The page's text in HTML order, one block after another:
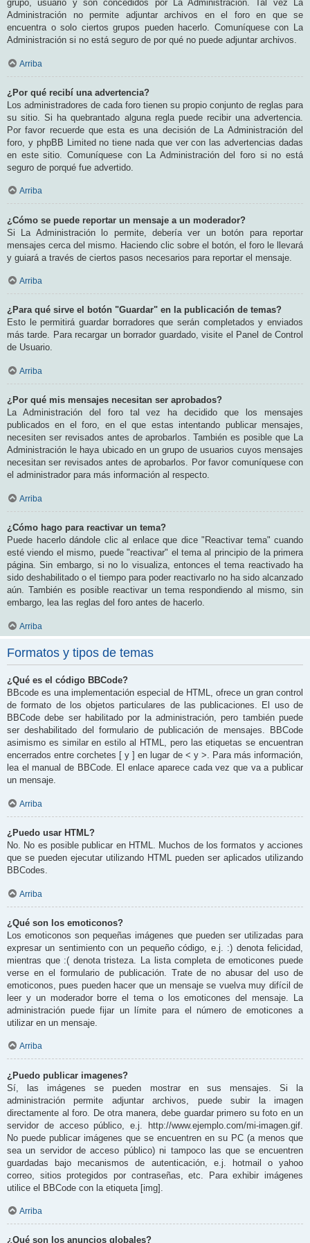
grupo, usuario y son concedidos por La Administración. Tal vez La
Administración no permite adjuntar archivos en el foro en que se
encuentra o solo ciertos grupos pueden hacerlo. Comuníquese con La
Administración si no está seguro de por qué no puede adjuntar archivos.
Arriba
¿Por qué recibí una advertencia?
Los administradores de cada foro tienen su propio conjunto de reglas para
su sitio. Si ha quebrantado alguna regla puede recibir una advertencia.
Por favor recuerde que esta es una decisión de La Administración del
foro, y phpBB Limited no tiene nada que ver con las advertencias dadas
en este sitio. Comuníquese con La Administración del foro si no está
seguro de porqué fue advertido.
Arriba
¿Cómo se puede reportar un mensaje a un moderador?
Si La Administración lo permite, debería ver un botón para reportar
mensajes cerca del mismo. Haciendo clic sobre el botón, el foro le llevará
y guiará a través de ciertos pasos necesarios para reportar el mensaje.
Arriba
¿Para qué sirve el botón "Guardar" en la publicación de temas?
Esto le permitirá guardar borradores que serán completados y enviados
más tarde. Para recargar un borrador guardado, visite el Panel de Control
de Usuario.
Arriba
¿Por qué mis mensajes necesitan ser aprobados?
La Administración del foro tal vez ha decidido que los mensajes
publicados en el foro, en el que estas intentando publicar mensajes,
necesiten ser revisados antes de aprobarlos. También es posible que La
Administración le haya ubicado en un grupo de usuarios cuyos mensajes
necesitan ser revisados antes de aprobarlos. Por favor comuníquese con
el administrador para más información al respecto.
Arriba
¿Cómo hago para reactivar un tema?
Puede hacerlo dándole clic al enlace que dice "Reactivar tema" cuando
esté viendo el mismo, puede "reactivar" el tema al principio de la primera
página. Sin embargo, si no lo visualiza, entonces el tema reactivado ha
sido deshabilitado o el tiempo para poder reactivarlo no ha sido alcanzado
aún. También es posible reactivar un tema respondiendo al mismo, sin
embargo, lea las reglas del foro antes de hacerlo.
Arriba
Formatos y tipos de temas
¿Qué es el código BBCode?
BBcode es una implementación especial de HTML, ofrece un gran control
de formato de los objetos particulares de las publicaciones. El uso de
BBCode debe ser habilitado por la administración, pero también puede
ser deshabilitado del formulario de publicación de mensajes. BBCode
asimismo es similar en estilo al HTML, pero las etiquetas se encuentran
encerrados entre corchetes [ y ] en lugar de < y >. Para más información,
lea el manual de BBCode. El enlace aparece cada vez que va a publicar
un mensaje.
Arriba
¿Puedo usar HTML?
No. No es posible publicar en HTML. Muchos de los formatos y acciones
que se pueden ejecutar utilizando HTML pueden ser aplicados utilizando
BBCodes.
Arriba
¿Qué son los emoticonos?
Los emoticonos son pequeñas imágenes que pueden ser utilizadas para
expresar un sentimiento con un pequeño código, e.j. :) denota felicidad,
mientras que :( denota tristeza. La lista completa de emoticones puede
verse en el formulario de publicación. Trate de no abusar del uso de
emoticonos, pues pueden hacer que un mensaje se vuelva muy difícil de
leer y un moderador borre el tema o los emoticones del mensaje. La
administración puede fijar un límite para el número de emoticones a
utilizar en un mensaje.
Arriba
¿Puedo publicar imagenes?
Sí, las imágenes se pueden mostrar en sus mensajes. Si la
administración permite adjuntar archivos, puede subir la imagen
directamente al foro. De otra manera, debe guardar primero su foto en un
servidor de acceso público, e.j. http://www.ejemplo.com/mi-imagen.gif.
No puede publicar imágenes que se encuentren en su PC (a menos que
sea un servidor de acceso público) ni tampoco las que se encuentren
guardadas bajo mecanismos de autenticación, e.j. hotmail o yahoo
correo, sitios protegidos por contraseñas, etc. Para exhibir imágenes
utilice el BBCode con la etiqueta [img].
Arriba
¿Qué son los anuncios globales?